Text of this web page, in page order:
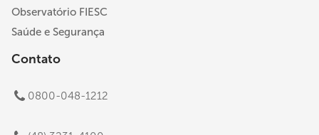
Observatório FIESC
Saúde e Segurança
Contato
0800-048-1212